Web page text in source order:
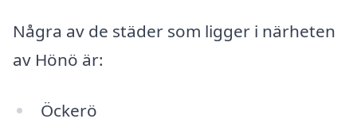
Några av de städer som ligger i närheten
av Hönö är:
Öckerö